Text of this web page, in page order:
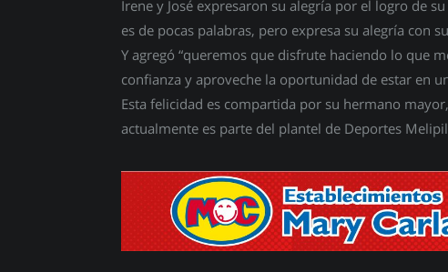
Irene y José expresaron su alegría por el logro de
es de pocas palabras, pero expresa su alegría con
Y agregó “queremos que disfrute haciendo lo que
confianza y aproveche la oportunidad de estar en
Esta felicidad es compartida por su hermano
actualmente es parte del plantel de Deportes